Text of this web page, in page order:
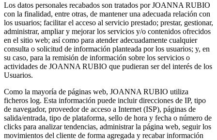
Los datos personales recabados son tratados por JOANNA RUBIO
con la finalidad, entre otras, de mantener una adecuada relación con
los usuarios; facilitar el acceso al servicio prestado; prestar, gestionar,
administrar, ampliar y mejorar los servicios y/o contenidos ofrecidos
en el sitio web; así como para atender adecuadamente cualquier
consulta o solicitud de información planteada por los usuarios; y, en
su caso, para la remisión de información sobre los servicios o
actividades de JOANNA RUBIO que pudieran ser del interés de los
Usuarios.
Como la mayoría de páginas web, JOANNA RUBIO utiliza
ficheros log. Esta información puede incluir direcciones de IP, tipo
de navegador, proveedor de acceso a Internet (ISP), páginas de
salida/entrada, tipo de plataforma, sello de hora y fecha o número de
clicks para analizar tendencias, administrar la página web, seguir los
movimientos del cliente de forma agregada y recabar información